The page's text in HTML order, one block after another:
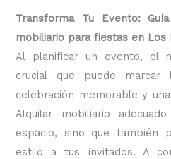
Transforma Tu Evento:
mobiliario para fiestas en Los
Al planificar un evento, el
crucial que puede
celebración memorable y
Alquilar mobiliario
espacio, sino que también
estilo a tus invitados. A